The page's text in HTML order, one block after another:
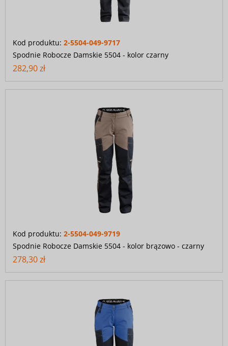
Kod produktu: 2-5504-049-9717
Spodnie Robocze Damskie 5504 - kolor czarny
282,90 zł
Kod produktu: 2-5504-049-9719
Spodnie Robocze Damskie 5504 - kolor brązowo - czarny
278,30 zł